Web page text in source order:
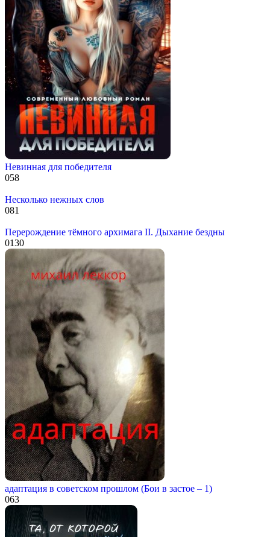
Невинная для победителя
058
Несколько нежных слов
081
Перерождение тёмного архимага II. Дыхание бездны
0130
адаптация в советском прошлом (Бои в застое – 1)
063